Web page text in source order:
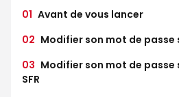
01 Avant de vous lancer
02 Modifier son mot de passe
03 Modifier son mot de passe
SFR